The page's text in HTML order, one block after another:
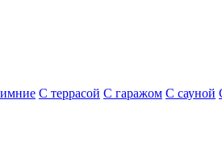
С террасой С гаражом С сауной